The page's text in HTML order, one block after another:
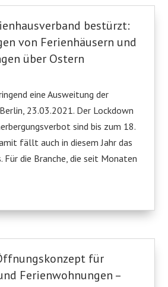
bestürzt:
von Ferienhäusern und
über Ostern
eine Ausweitung der
23.03.2021. Der Lockdown
sind bis zum 18.
fällt auch in diesem Jahr das
Für die Branche, die seit Monaten
für
Ferienwohnungen –